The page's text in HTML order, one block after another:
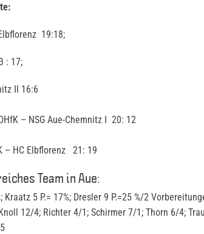
19:18;
: 17;
II 16:6
– NSG Aue-Chemnitz I 20: 12
– HC Elbflorenz 21: 19
Team in Aue:
Kraatz 5 P.= 17%; Dresler 9 P.=25 %/2
12/4; Richter 4/1; Schirmer 7/1; Thorn 6/4;